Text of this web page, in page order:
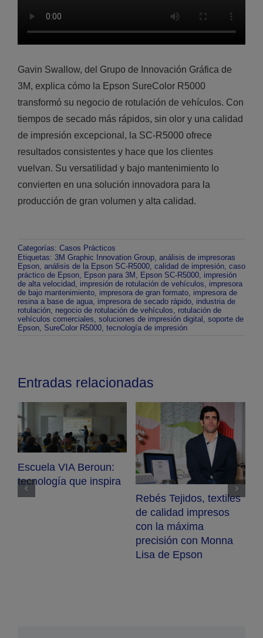
Gavin Swallow, del Grupo de Innovación Gráfica de
3M, explica cómo la Epson SureColor R5000
transformó su negocio de rotulación de vehículos. Con
tiempos de secado más rápidos, sin olor y una calidad
de impresión excepcional, la SC-R5000 ofrece
resultados consistentes y hace que los clientes
vuelvan. Su versatilidad y bajo mantenimiento lo
convierten en una solución innovadora para la
producción de gran volumen y alta calidad.
Categorías: Casos Prácticos
Etiquetas: 3M Graphic Innovation Group, análisis de impresoras
Epson, análisis de la Epson SC-R5000, calidad de impresión, caso
práctico de Epson, Epson para 3M Epson SC-R5000, impresión
de alta velocidad, impresión de rotulación de vehículos
impresora
de bajo mantenimiento, impresora de gran formato, impresora de
resina a base de agua, impresora de secado rápido, industria de
rotulación, negocio de rotulación de vehículos
rotulación de
vehículos comerciales soluciones de impresión digital soporte de
Epson, SureColor R5000, tecnología de impresión
Entradas relacionadas
Escuela VIA Beroun:
tecnología que inspira
Rebés Tejidos, textiles
de calidad impresos
con la máxima
precisión con Monna
Lisa de Epson